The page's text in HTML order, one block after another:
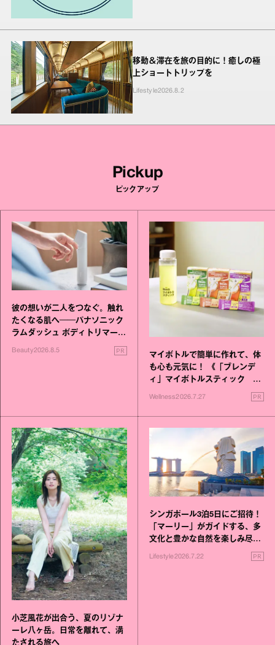
移動＆滞在を旅の目的に！癒しの極
上ショートトリップを
Lifestyle2026.8.2
Pickup
ピックアップ
彼の想いが二人をつなぐ。触れ
たくなる肌へ──パナソニック
ラムダッシュ ボディトリマーが
Beauty2026.8.5 PR
マイボトルで簡単に作れて、体
も心も元気に！ 《「ブレンデ
ィ」マイボトルスティック い
いこと毎日》シリーズが誕生
Wellness2026.7.27 PR
小芝風花が出合う、夏のリゾナ
ーレ八ヶ岳。日常を離れて、満
たされる旅へ
シンガポール3泊5日にご招待！
「マーリー」がガイドする、多
文化と豊かな自然を楽しみ尽く
Lifestyle2026.7.22 PR